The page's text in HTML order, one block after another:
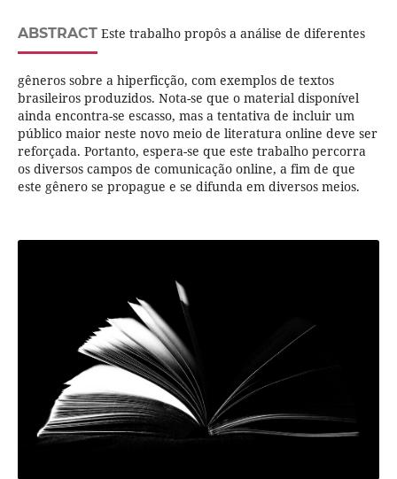
ABSTRACTEste trabalho propôs a análise de diferentes
gêneros sobre a hiperficção, com exemplos de textos
brasileiros produzidos. Nota-se que o material disponível
ainda encontra-se escasso, mas a tentativa de incluir um
público maior neste novo meio de literatura online deve ser
reforçada. Portanto, espera-se que este trabalho percorra
os diversos campos de comunicação online, a fim de que
este gênero se propague e se difunda em diversos meios.